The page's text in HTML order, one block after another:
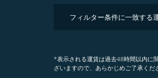
フィルター条件に一致する
*表示される運賃は過去48時間以内に
ざいますので、あらかじめご了承くだ